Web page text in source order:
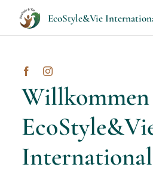
Skip
to
EcoStyle&Vie
Aktuelles
Über uns
International